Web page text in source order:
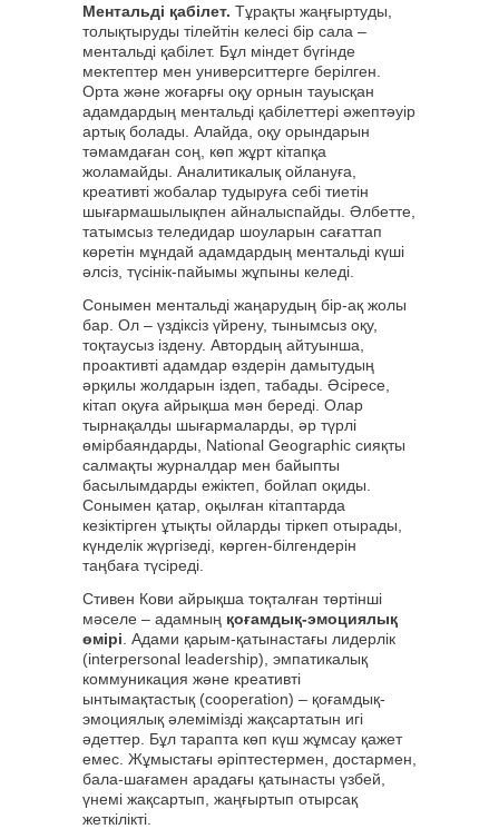
Ментальді қабілет. Тұрақты жаңғыртуды,
толықтыруды тілейтін келесі бір сала –
ментальді қабілет. Бұл міндет бүгінде
мектептер мен университтерге берілген.
Орта және жоғарғы оқу орнын тауысқан
адамдардың ментальді қабілеттері әжептәуір
артық болады. Алайда, оқу орындарын
тәмамдаған соң, көп жұрт кітапқа
жоламайды. Аналитикалық ойлануға,
креативті жобалар тудыруға себі тиетін
шығармашылықпен айналыспайды. Әлбетте,
татымсыз теледидар шоуларын сағаттап
көретін мұндай адамдардың ментальді күші
әлсіз, түсінік-пайымы жұпыны келеді.
Сонымен ментальді жаңарудың бір-ақ жолы
бар. Ол – үздіксіз үйрену, тынымсыз оқу,
тоқтаусыз іздену. Автордың айтуынша,
проактивті адамдар өздерін дамытудың
әрқилы жолдарын іздеп, табады. Әсіресе,
кітап оқуға айрықша мән береді. Олар
тырнақалды шығармаларды, әр түрлі
өмірбаяндарды, National Geographic сияқты
салмақты журналдар мен байыпты
басылымдарды ежіктеп, бойлап оқиды.
Сонымен қатар, оқылған кітаптарда
кезіктірген ұтықты ойларды тіркеп отырады,
күнделік жүргізеді, көрген-білгендерін
таңбаға түсіреді.
Стивен Кови айрықша тоқталған төртінші
мәселе – адамның қоғамдық-эмоциялық
өмірі . Адами қарым-қатынастағы лидерлік
(interpersonal leadership), эмпатикалық
коммуникация және креативті
ынтымақтастық (cooperation) – қоғамдық-
эмоциялық әлемімізді жақсартатын игі
әдеттер. Бұл тарапта көп күш жұмсау қажет
емес. Жұмыстағы әріптестермен, достармен,
бала-шағамен арадағы қатынасты үзбей,
үнемі жақсартып, жаңғыртып отырсақ
жеткілікті.